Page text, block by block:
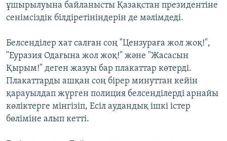
ұшырылуына байланысты Қазақстан президентіне
сенімсіздік білдіретініндерін де мәлімдеді.
Белсенділер хат салған соң "Цензураға жол жоқ!",
"Еуразия Одағына жол жоқ!" және "Жасасын
Қырым!" деген жазуы бар плакаттар көтерді.
Плакаттарды ашқан соң бірер минуттан кейін
қарауылдап жүрген полиция белсенділерді арнайы
көліктерге мінгізіп, Есіл аудандық ішкі істер
бөліміне алып кетті.